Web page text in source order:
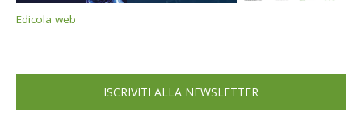
Edicola web
ISCRIVITI ALLA NEWSLETTER